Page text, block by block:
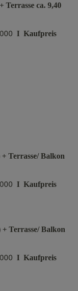
Terrasse ca. 9,40
I Kaufpreis
Terrasse/ Balkon
I Kaufpreis
Terrasse/ Balkon
I Kaufpreis